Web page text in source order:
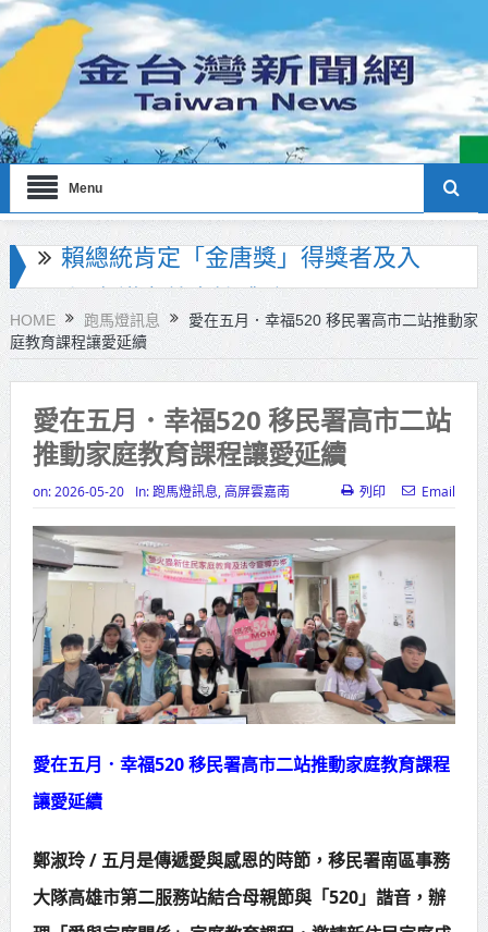
Menu
海巡署南部分署主官大換血 蔡順元
勉提升巡防戰力
北市鮮奶週報再升級！8月31日補助
擴大至國中生
雙北合作里程碑！萬大線動態測試
侯友宜蔣萬安攜手視察
北形象館亮相
打鐵厝北側產業園區產業設施公共
動土創造千個就業機會
高雄「三民運動中心」市長陳其
邁、運動部長李洋各界貴賓共同揭幕
高雄東照山關帝廟全國國中小學書
法比賽 圓滿落幕
賴清德總統主持將官晉任 期勉精進
不對稱戰力
HOME 跑馬燈訊息
愛在五月．幸福520 移民署高市二站推動家
庭教育課程讓愛延續
愛在五月．幸福520 移民署高市二站
推動家庭教育課程讓愛延續
on: 2026-05-20 In: 跑馬燈訊息 高屏雲嘉南 列印 Email
愛在五月．幸福520 移民署高市二站推動家庭教育課程
讓愛延續
鄭淑玲 / 五月是傳遞愛與感恩的時節，移民署南區事務
大隊高雄市第二服務站結合母親節與「520」諧音，辦